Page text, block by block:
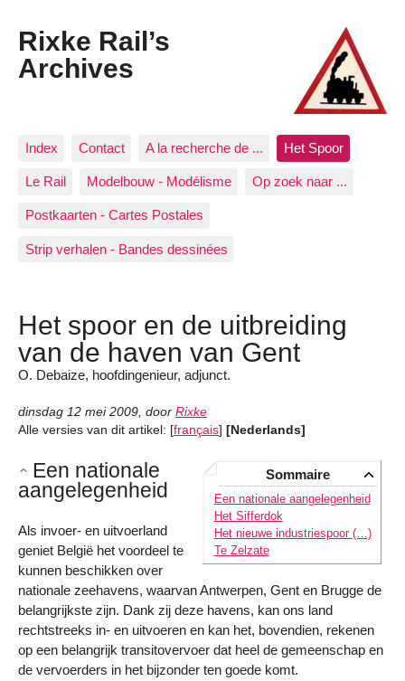
Rixke Rail’s
Archives
Index Contact A la recherche de ... Het Spoor
Le Rail Modelbouw - Modélisme Op zoek naar ...
Postkaarten - Cartes Postales
Strip verhalen - Bandes dessinées
Het spoor en de uitbreiding
van de haven van Gent
O. Debaize, hoofdingenieur, adjunct.
dinsdag 12 mei 2009, door Rixke
Alle versies van dit artikel: [français] [Nederlands]
Sommaire
Een nationale aangelegenheid
Het Sifferdok
Het nieuwe industriespoor (…)
Te Zelzate
Een nationale
aangelegenheid
Als invoer- en uitvoerland
geniet België het voordeel te
kunnen beschikken over
nationale zeehavens, waarvan Antwerpen, Gent en Brugge de
belangrijkste zijn. Dank zij deze havens, kan ons land
rechtstreeks in- en uitvoeren en kan het, bovendien, rekenen
op een belangrijk transitovervoer dat heel de gemeenschap en
de vervoerders in het bijzonder ten goede komt.